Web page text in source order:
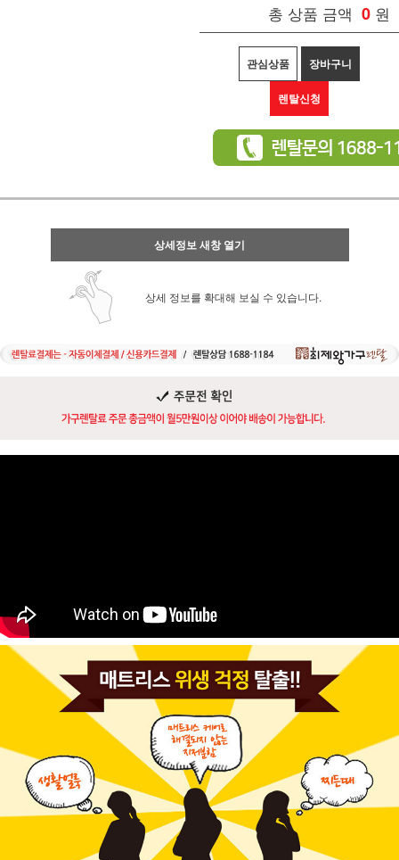
총 상품 금액 0 원
관심상품 장바구니
렌탈신청
상세정보 새창 열기
상세 정보를 확대해 보실 수 있습니다.